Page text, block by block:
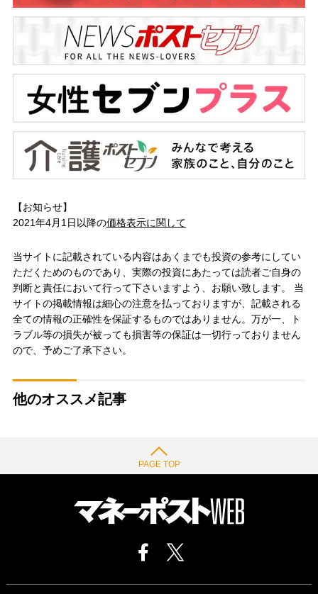
【お知らせ】
2021年4月1日以降の価格表示に関して
当サイトに記載されている内容はあくまでも投資の参考にしてい
ただくためのものであり、実際の投資にあたっては読者ご自身の
判断と責任において行って下さいますよう、お願い致します。 当
サイトの掲載情報は細心の注意を払っておりますが、記載される
全ての情報の正確性を保証するものではありません。万が一、ト
ラブル等の損失が被っても損害等の保証は一切行っておりません
ので、予めご了承下さい。
他のオススメ記事
PAGE TOP